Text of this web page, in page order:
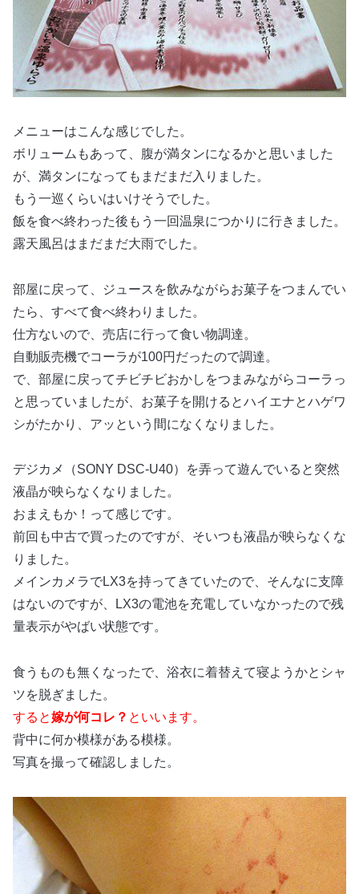
メニューはこんな感じでした。
ボリュームもあって、腹が満タンになるかと思いました
が、満タンになってもまだまだ入りました。
もう一巡くらいはいけそうでした。
飯を食べ終わった後もう一回温泉につかりに行きました。
露天風呂はまだまだ大雨でした。
部屋に戻って、ジュースを飲みながらお菓子をつまんでい
たら、すべて食べ終わりました。
仕方ないので、売店に行って食い物調達。
自動販売機でコーラが100円だったので調達。
で、部屋に戻ってチビチビおかしをつまみながらコーラっ
と思っていましたが、お菓子を開けるとハイエナとハゲワ
シがたかり、アッという間になくなりました。
デジカメ（SONY DSC-U40）を弄って遊んでいると突然
液晶が映らなくなりました。
おまえもか！って感じです。
前回も中古で買ったのですが、そいつも液晶が映らなくな
りました。
メインカメラでLX3を持ってきていたので、そんなに支障
はないのですが、LX3の電池を充電していなかったので残
量表示がやばい状態です。
食うものも無くなったで、浴衣に着替えて寝ようかとシャ
ツを脱ぎました。
すると嫁が何コレ？ といいます。
背中に何か模様がある模様。
写真を撮って確認しました。